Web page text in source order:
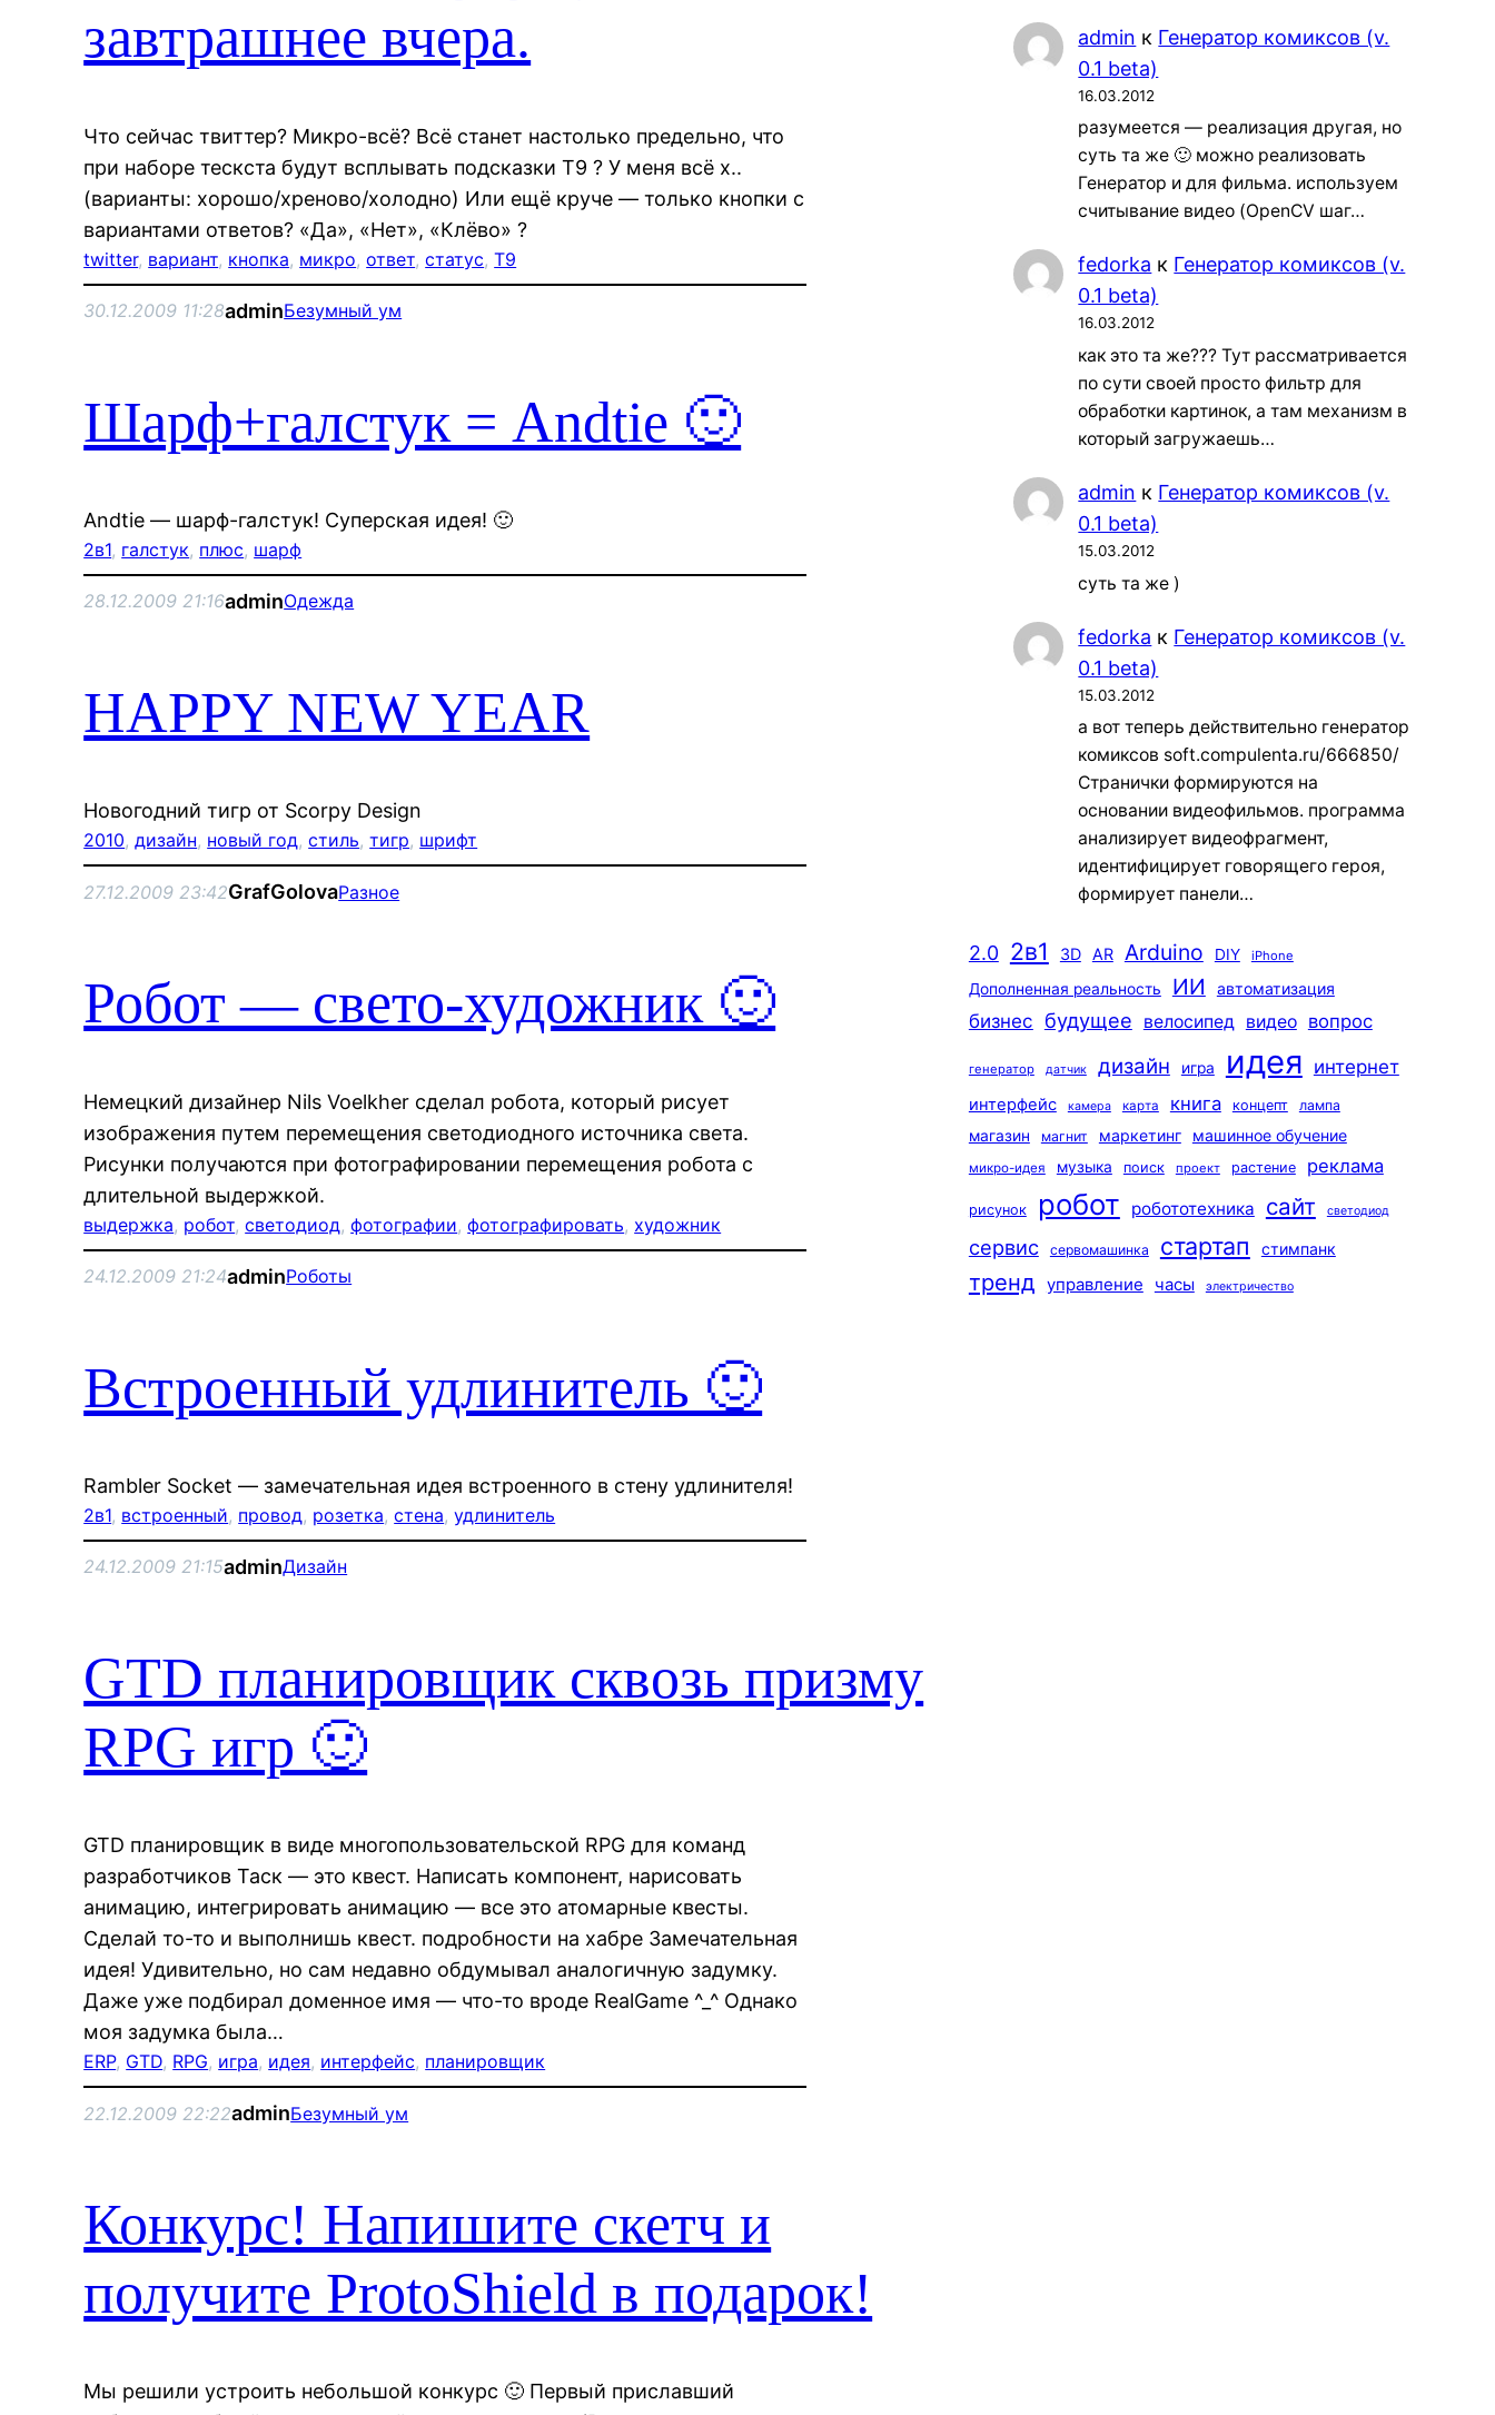
завтрашнее вчера.
Что сейчас твиттер? Микро-всё? Всё станет настолько предельно, что
при наборе тескста будут всплывать подсказки Т9 ? У меня всё х..
(варианты: хорошо/хреново/холодно) Или ещё круче — только кнопки с
вариантами ответов? «Да», «Нет», «Клёво» ?
twitter, вариант, кнопка, микро, ответ, статус, Т9
30.12.2009 11:28adminБезумный ум
Шарф+галстук = Andtie 🙂
Andtie — шарф-галстук! Суперская идея! 🙂
2в1, галстук, плюс, шарф
28.12.2009 21:16adminОдежда
HAPPY NEW YEAR
Новогодний тигр от Scorpy Design
2010, дизайн, новый год, стиль, тигр, шрифт
27.12.2009 23:42GrafGolovaРазное
Робот — свето-художник 🙂
Немецкий дизайнер Nils Voelkher сделал робота, который рисует
изображения путем перемещения светодиодного источника света.
Рисунки получаются при фотографировании перемещения робота с
длительной выдержкой.
выдержка, робот, светодиод, фотографии, фотографировать, художник
24.12.2009 21:24adminРоботы
Встроенный удлинитель 🙂
Rambler Socket — замечательная идея встроенного в стену удлинителя!
2в1, встроенный, провод, розетка, стена, удлинитель
24.12.2009 21:15adminДизайн
GTD планировщик сквозь призму
RPG игр 🙂
GTD планировщик в виде многопользовательской RPG для команд
разработчиков Таск — это квест. Написать компонент, нарисовать
анимацию, интегрировать анимацию — все это атомарные квесты.
Сделай то-то и выполнишь квест. подробности на хабре Замечательная
идея! Удивительно, но сам недавно обдумывал аналогичную задумку.
Даже уже подбирал доменное имя — что-то вроде RealGame ^_^ Однако
моя задумка была…
ERP, GTD, RPG, игра, идея, интерфейс, планировщик
22.12.2009 22:22adminБезумный ум
Конкурс! Напишите скетч и
получите ProtoShield в подарок!
Мы решили устроить небольшой конкурс 🙂 Первый приславший
admin к Генератор комиксов (v.
0.1 beta)
16.03.2012
разумеется — реализация другая, но
суть та же 🙂 можно реализовать
Генератор и для фильма. используем
считывание видео (OpenCV шаг…
fedorka к Генератор комиксов (v.
0.1 beta)
16.03.2012
как это та же??? Тут рассматривается
по сути своей просто фильтр для
обработки картинок, а там механизм в
который загружаешь…
admin к Генератор комиксов (v.
0.1 beta)
15.03.2012
суть та же )
fedorka к Генератор комиксов (v.
0.1 beta)
15.03.2012
а вот теперь действительно генератор
комиксов soft.compulenta.ru/666850/
Странички формируются на
основании видеофильмов. программа
анализирует видеофрагмент,
идентифицирует говорящего героя,
формирует панели…
2.0 2в1 3D AR Arduino DIY iPhone
Дополненная реальность ИИ автоматизация
бизнес будущее велосипед видео вопрос
генератор датчик дизайн игра идея интернет
интерфейс камера карта книга концепт лампа
магазин магнит маркетинг машинное обучение
микро-идея музыка поиск проект растение реклама
рисунок робот робототехника сайт светодиод
сервис сервомашинка стартап стимпанк
тренд управление часы электричество